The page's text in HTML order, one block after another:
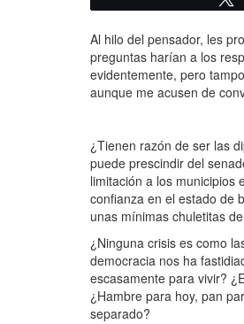
Al hilo del pensador, les
preguntas harían a los
evidentemente, pero
aunque me acusen de
¿Tienen razón de ser las
puede prescindir del
limitación a los municipios
confianza en el estado de
unas mínimas chuletitas
¿Ninguna crisis es como
democracia nos ha
escasamente para vivir?
¿Hambre para hoy, pan
separado?